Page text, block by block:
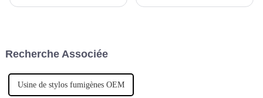
expérience de vape agréable.
Recherche Associée
Usine de stylos fumigènes OEM